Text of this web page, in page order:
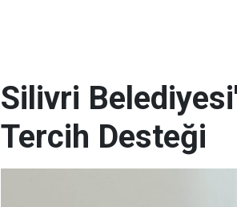
Silivri
Tercih Desteği